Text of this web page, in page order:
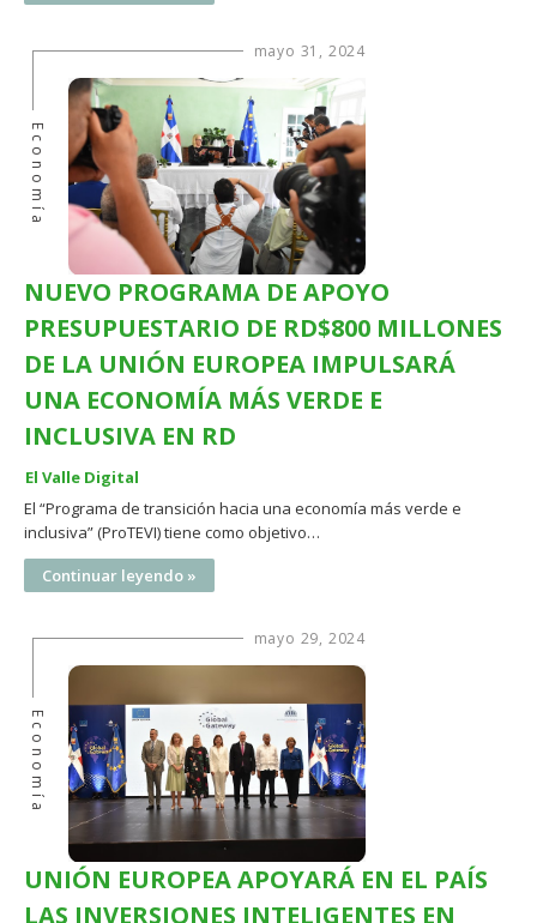
mayo 31, 2024
Economía
NUEVO PROGRAMA DE APOYO
PRESUPUESTARIO DE RD$800 MILLONES
DE LA UNIÓN EUROPEA IMPULSARÁ
UNA ECONOMÍA MÁS VERDE E
INCLUSIVA EN RD
El Valle Digital
El “Programa de transición hacia una economía más verde e
inclusiva” (ProTEVI) tiene como objetivo…
Continuar leyendo »
mayo 29, 2024
Economía
UNIÓN EUROPEA APOYARÁ EN EL PAÍS
LAS INVERSIONES INTELIGENTES EN